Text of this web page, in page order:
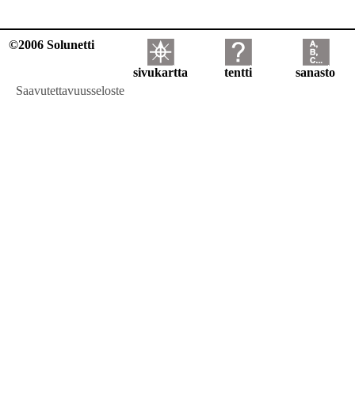
©2006 Solunetti
sivukartta tentti
sanasto
Saavutettavuusseloste